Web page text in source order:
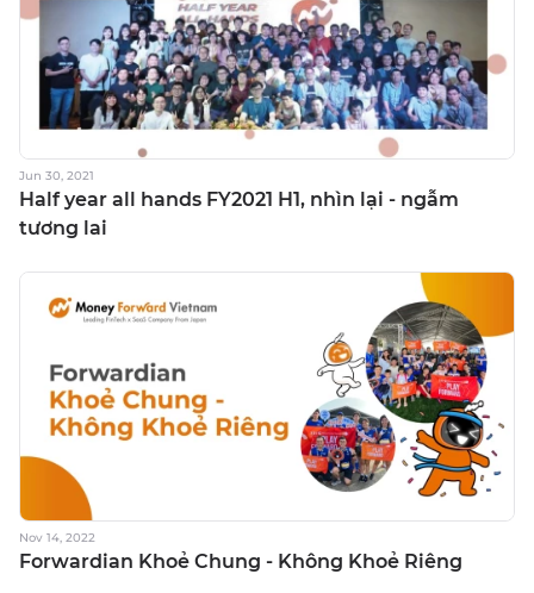
Jun 30, 2021
Half year all hands FY2021 H1, nhìn lại - ngẫm
tương lai
Nov 14, 2022
Forwardian Khoẻ Chung - Không Khoẻ Riêng